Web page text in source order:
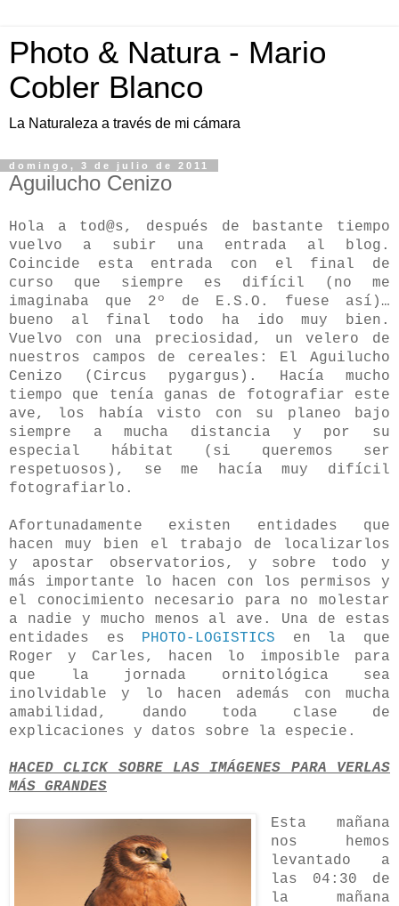
Photo & Natura - Mario
Cobler Blanco
La Naturaleza a través de mi cámara
domingo, 3 de julio de 2011
Aguilucho Cenizo
Hola a tod@s, después de bastante tiempo
vuelvo a subir una entrada al blog.
Coincide esta entrada con el final de
curso que siempre es difícil (no me
imaginaba que 2º de E.S.O. fuese así)…
bueno al final todo ha ido muy bien.
Vuelvo con una preciosidad, un velero de
nuestros campos de cereales: El Aguilucho
Cenizo (Circus pygargus). Hacía mucho
tiempo que tenía ganas de fotografiar este
ave, los había visto con su planeo bajo
siempre a mucha distancia y por su
especial hábitat (si queremos ser
respetuosos), se me hacía muy difícil
fotografiarlo.
Afortunadamente existen entidades que
hacen muy bien el trabajo de localizarlos
y apostar observatorios, y sobre todo y
más importante lo hacen con los permisos y
el conocimiento necesario para no molestar
a nadie y mucho menos al ave. Una de estas
entidades es PHOTO-LOGISTICS en la que
Roger y Carles, hacen lo imposible para
que la jornada ornitológica sea
inolvidable y lo hacen además con mucha
amabilidad, dando toda clase de
explicaciones y datos sobre la especie.
HACED CLICK SOBRE LAS IMÁGENES PARA VERLAS
MÁS GRANDES
Esta mañana
nos hemos
levantado a
las 04:30 de
la mañana